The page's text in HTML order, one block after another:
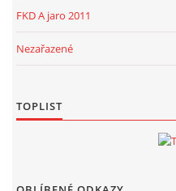
FKD A jaro 2011
Nezařazené
TOPLIST